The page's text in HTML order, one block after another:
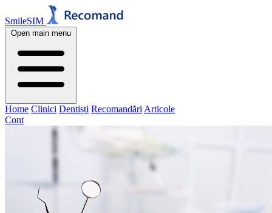
SmileSIM
Open main menu
Home Clinici Dentiști Recomandări Articole
Cont